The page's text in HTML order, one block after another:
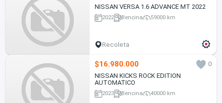
NISSAN VERSA 1.6 ADVANCE MT 2022
2022 Bencina 59000 km
Recoleta
$16.980.000
0
NISSAN KICKS ROCK EDITION
AUTOMATICO
2023 Bencina 40000 km